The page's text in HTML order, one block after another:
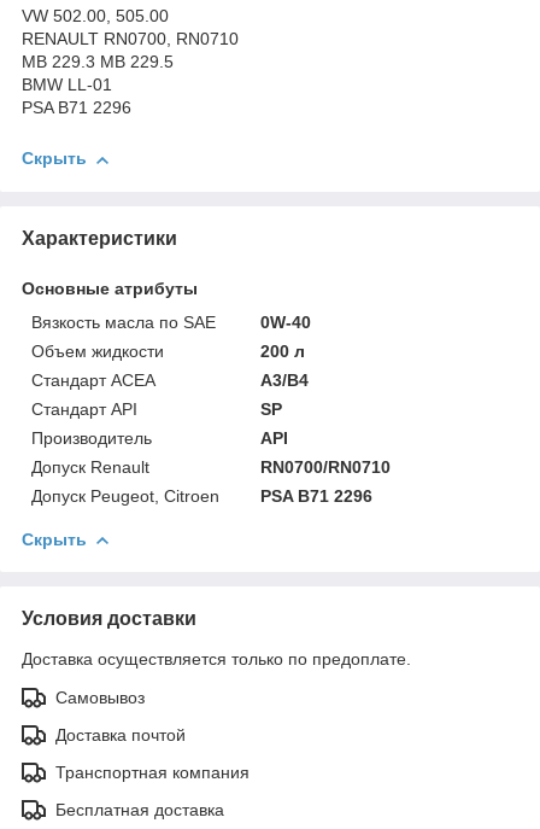
VW 502.00, 505.00
RENAULT RN0700, RN0710
MB 229.3 MB 229.5
BMW LL-01
PSA B71 2296
Скрыть
Характеристики
Основные атрибуты
Вязкость масла по SAE
0W-40
Объем жидкости
200 л
Стандарт ACEA
A3/B4
Стандарт API
SP
Производитель
API
Допуск Renault
RN0700/RN0710
Допуск Peugeot, Citroen
PSA B71 2296
Скрыть
Условия доставки
Доставка осуществляется только по предоплате.
Самовывоз
Доставка почтой
Транспортная компания
Бесплатная доставка